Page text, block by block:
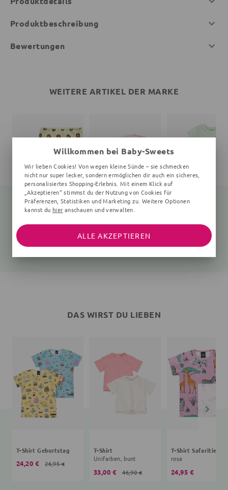
Produktbeschreibung
Bewertungen
WEITERE ARTIKEL DER MARKE
Unterwäsche Gabby‘s Dollhouse
3 Teile, blau, rosa
6,99 € 12,99 €
Basecap Gabby‘s Dollhouse
lila
14,05 € 15,99 €
15,99 €
DAS WIRST DU LIEBEN
T-Shirt Geburtstag
24,20 € 26,95 €
T-Shirt
Unifarben, bunt
33,00 € 46,90 €
T-Shirt Safaritiere
rosa
24,95 €
Willkommen bei Baby-Sweets
Wir lieben Cookies! Von wegen kleine Sünde – sie schmecken
nicht nur super lecker, sondern ermöglichen dir auch ein sicheres,
personalisiertes Shopping-Erlebnis. Mit einem Klick auf
„Akzeptieren“ stimmst du der Nutzung von Cookies für
Präferenzen, Statistiken und Marketing zu. Weitere Optionen
kannst du hier anschauen und verwalten.
ALLE AKZEPTIEREN